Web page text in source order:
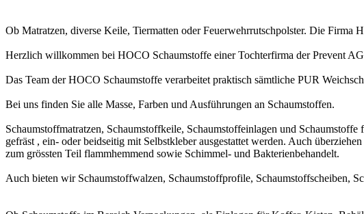
Ob Matratzen, diverse Keile, Tiermatten oder Feuerwehrrutschpolster. Die Firma
Herzlich willkommen bei HOCO Schaumstoffe einer Tochterfirma der Prevent
Das Team der HOCO Schaumstoffe verarbeitet praktisch sämtliche PUR
Bei uns finden Sie alle Masse, Farben und Ausführungen an Schaumstoffen.
Schaumstoffmatratzen, Schaumstoffkeile, Schaumstoffeinlagen und
gefräst , ein- oder beidseitig mit Selbstkleber ausgestattet werden. Auch
zum grössten Teil flammhemmend sowie Schimmel- und Bakterienbehandelt.
Auch bieten wir Schaumstoffwalzen, Schaumstoffprofile, Schaumstoffscheiben,